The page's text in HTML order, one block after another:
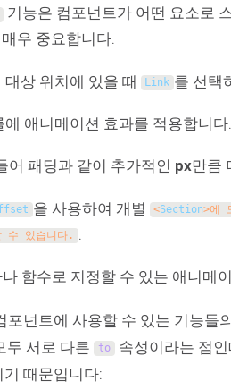
기능은 컴포넌트가 어떤 요소로
우 중요합니다.
대상 위치에 있을 때 Link 를 선택
에 애니메이션 효과를 적용합니다.
어 패딩과 같이 추가적인 px만큼
을 사용하여 개별 <Section>에
수 있습니다. .
함수로 지정할 수 있는 애니메
포넌트에 사용할 수 있는 기능들
두 서로 다른
to 속성이라는 점인
때문입니다: